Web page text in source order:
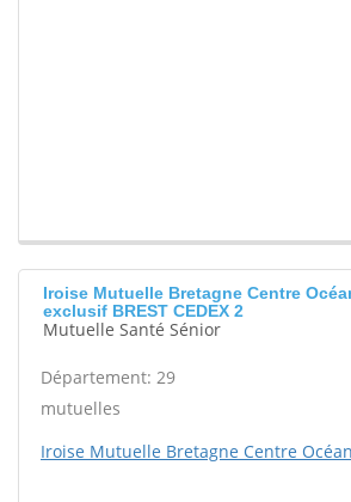
Iroise Mutuelle Bretagne Centre
exclusif BREST CEDEX 2
Mutuelle Santé Sénior
Département: 29
mutuelles
Iroise Mutuelle Bretagne Centre